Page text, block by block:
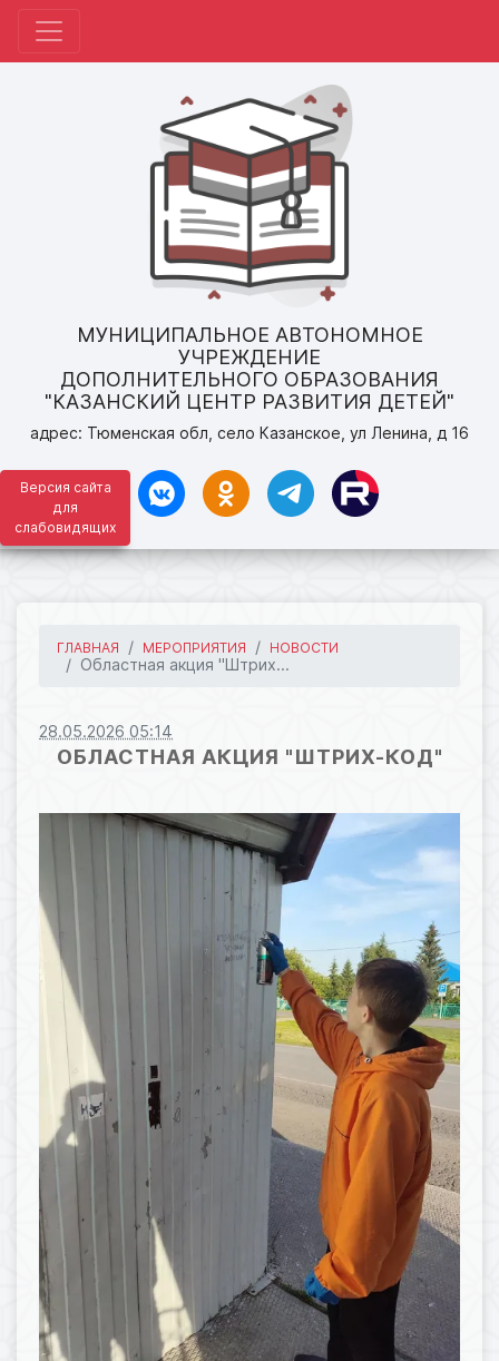
Версия сайта
для
слабовидящих
МУНИЦИПАЛЬНОЕ АВТОНОМНОЕ
УЧРЕЖДЕНИЕ
ДОПОЛНИТЕЛЬНОГО ОБРАЗОВАНИЯ
"КАЗАНСКИЙ ЦЕНТР РАЗВИТИЯ ДЕТЕЙ"
адрес: Тюменская обл, село Казанское, ул Ленина, д 16
ГЛАВНАЯ МЕРОПРИЯТИЯ НОВОСТИ
Областная акция "Штрих...
28.05.2026 05:14
ОБЛАСТНАЯ АКЦИЯ "ШТРИХ-КОД"